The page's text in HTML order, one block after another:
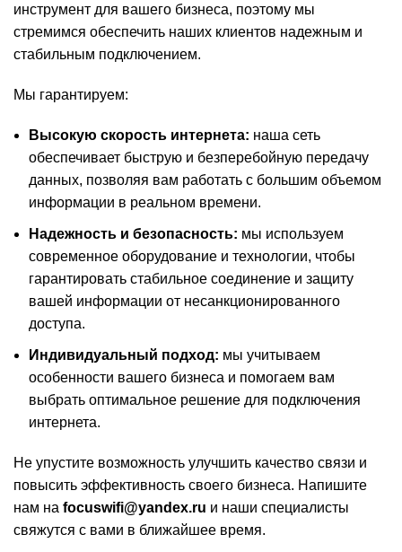
инструмент для вашего бизнеса, поэтому мы
стремимся обеспечить наших клиентов надежным и
стабильным подключением.
Мы гарантируем:
Высокую скорость интернета: наша сеть
обеспечивает быструю и безперебойную передачу
данных, позволяя вам работать с большим объемом
информации в реальном времени.
Надежность и безопасность: мы используем
современное оборудование и технологии, чтобы
гарантировать стабильное соединение и защиту
вашей информации от несанкционированного
доступа.
Индивидуальный подход: мы учитываем
особенности вашего бизнеса и помогаем вам
выбрать оптимальное решение для подключения
интернета.
Не упустите возможность улучшить качество связи и
повысить эффективность своего бизнеса. Напишите
нам на focuswifi@yandex.ru и наши специалисты
свяжутся с вами в ближайшее время.